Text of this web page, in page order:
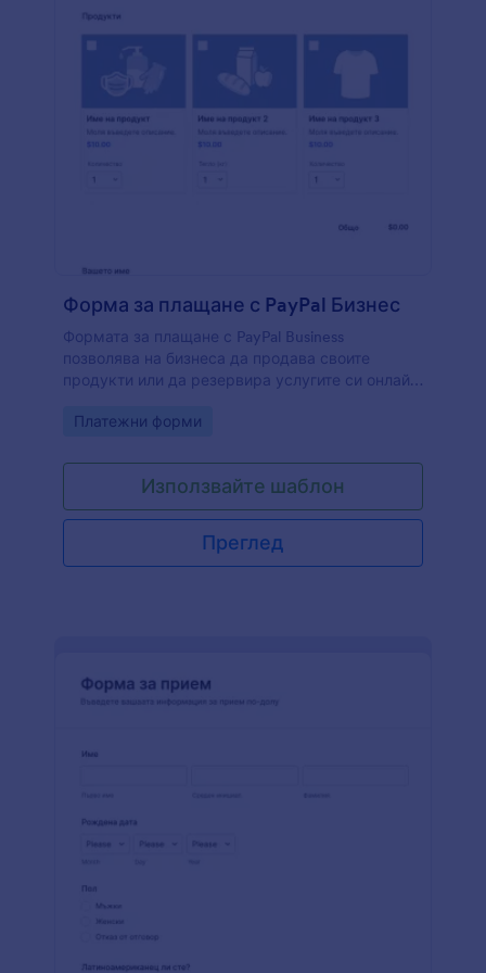
Форма за плащане с PayPal Бизнес
Формата за плащане с PayPal Business
позволява на бизнеса да продава своите
продукти или да резервира услугите си онлайн.
принадлежите, можете да използвате тази
PayPal, за да събирате плащания онлайн
моментално. Със вашия съществуващ PayPal
акаунт можете бързо да превключите към
бизнес акаунт, да персонализирате шаблона на
форма, за да включите вашите продукти и
такси за транзакции, така че просто ще трябва
да платите стандартната бизнес ставка на
плащания чрез дебитна карта, кредитна карта,
на Jotform можете да направите този шаблон
на форма да съответства на вашия бизнес, като
добавите вашето лого, актуализирате шрифтове
и цветове, пренаредите оформлението и дори
Go to Category:
Платежни форми
Използвайте шаблон
Преглед